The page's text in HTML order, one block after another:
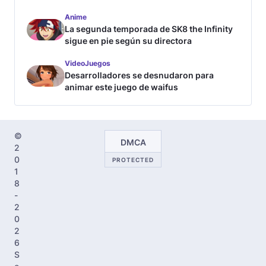
Anime
La segunda temporada de SK8 the Infinity
sigue en pie según su directora
VideoJuegos
Desarrolladores se desnudaron para
animar este juego de waifus
©
2
0
1
8
-
2
0
2
6
S
DMCA
PROTECTED